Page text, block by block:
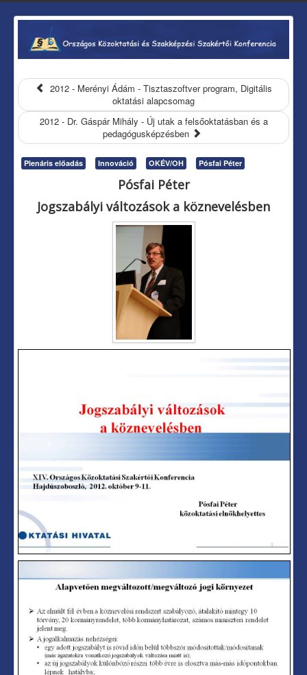
2012 - Merényi Ádám - Tisztaszoftver program, Digitális
oktatási alapcsomag
2012 - Dr. Gáspár Mihály - Új utak a felsőoktatásban és a
pedagógusképzésben
Plenáris előadás Innováció OKÉV/OH Pósfai Péter
Pósfai Péter
Jogszabályi változások a köznevelésben